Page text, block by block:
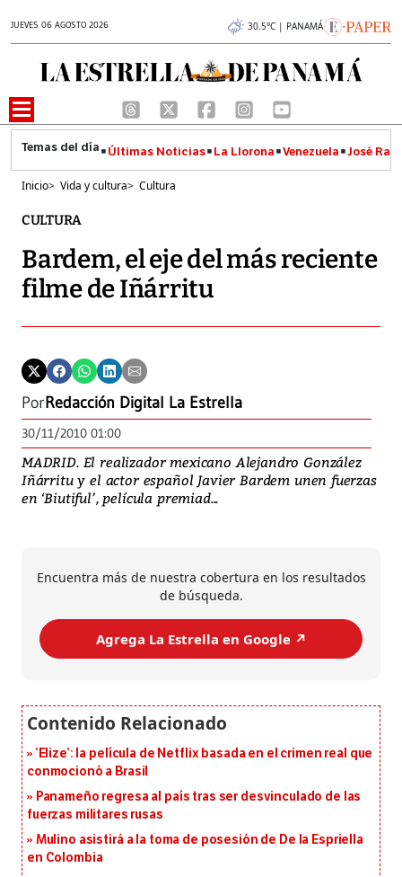
JUEVES 06 AGOSTO 2026 30.5°C | PANAMÁ
Últimas Noticias La Llorona Venezuela José
Inicio> Vida y cultura> Cultura
CULTURA
Bardem, el eje del más reciente
filme de Iñárritu
PorRedacción Digital La Estrella
30/11/2010 01:00
MADRID. El realizador mexicano Alejandro González
Iñárritu y el actor español Javier Bardem unen fuerzas
en ‘Biutiful’, película premiad...
Encuentra más de nuestra cobertura en los resultados
de búsqueda.
Agrega La Estrella en Google ↗️
‘Elize’: la película de Netflix basada en el crimen real que
conmocionó a Brasil
Panameño regresa al país tras ser desvinculado de las
fuerzas militares rusas
Mulino asistirá a la toma de posesión de De la Espriella
en Colombia